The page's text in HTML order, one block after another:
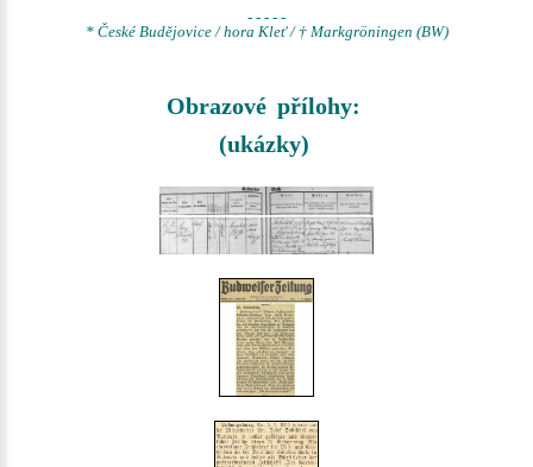
- - - - -
* České Budějovice / hora Kleť / † Markgröningen (BW)
Obrazové přílohy:
(ukázky)